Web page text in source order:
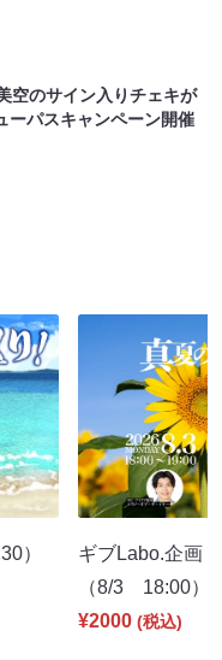
空のサイン入りチェキが
ーパスキャンペーン開催
）
ギブLabo.企画
（8/3 18:00）
¥2000 (税込)